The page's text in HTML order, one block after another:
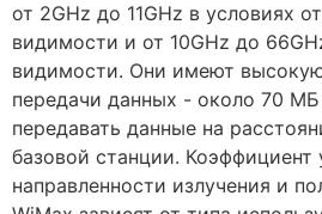
от 2GHz до 11GHz в условиях
видимости и от 10GHz до
видимости. Они имеют
передачи данных - около 70 МБ
передавать данные на
базовой станции. Коэффициент
направленности излучения и